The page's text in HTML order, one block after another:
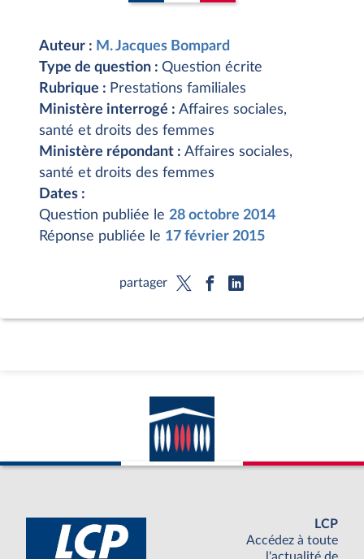
Auteur : M. Jacques Bompard
Type de question : Question écrite
Rubrique : Prestations familiales
Ministère interrogé : Affaires sociales,
santé et droits des femmes
Ministère répondant : Affaires sociales,
santé et droits des femmes
Dates :
Question publiée le 28 octobre 2014
Réponse publiée le 17 février 2015
partager
LCP
Accédez à toute
l'actualité de